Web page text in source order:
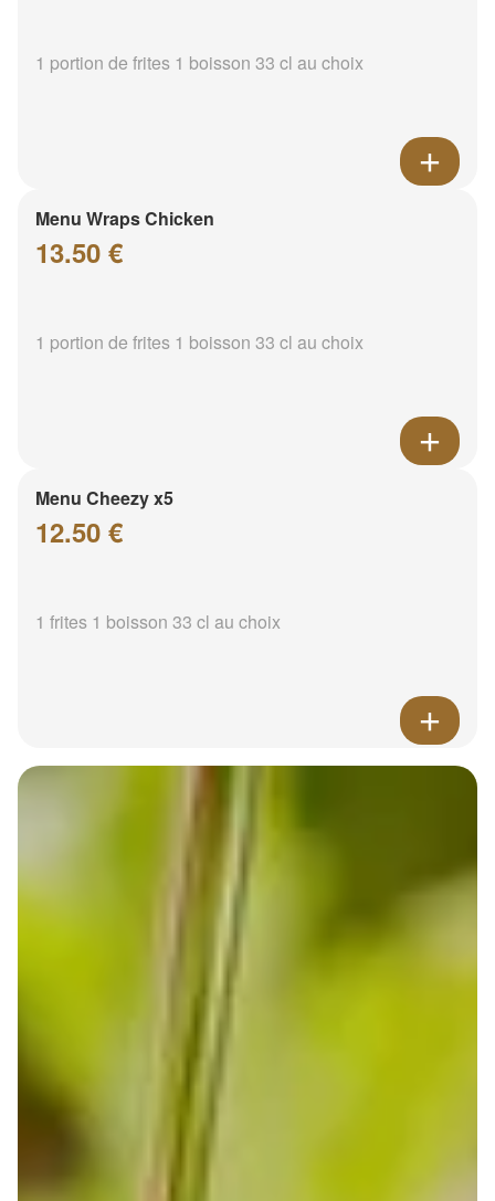
1 portion de frites 1 boisson 33 cl au choix
Menu Wraps Chicken
13.50 €
1 portion de frites 1 boisson 33 cl au choix
Menu Cheezy x5
12.50 €
1 frites 1 boisson 33 cl au choix